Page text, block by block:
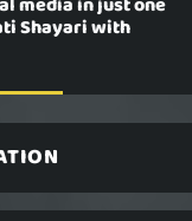
media in just one
Shayari with